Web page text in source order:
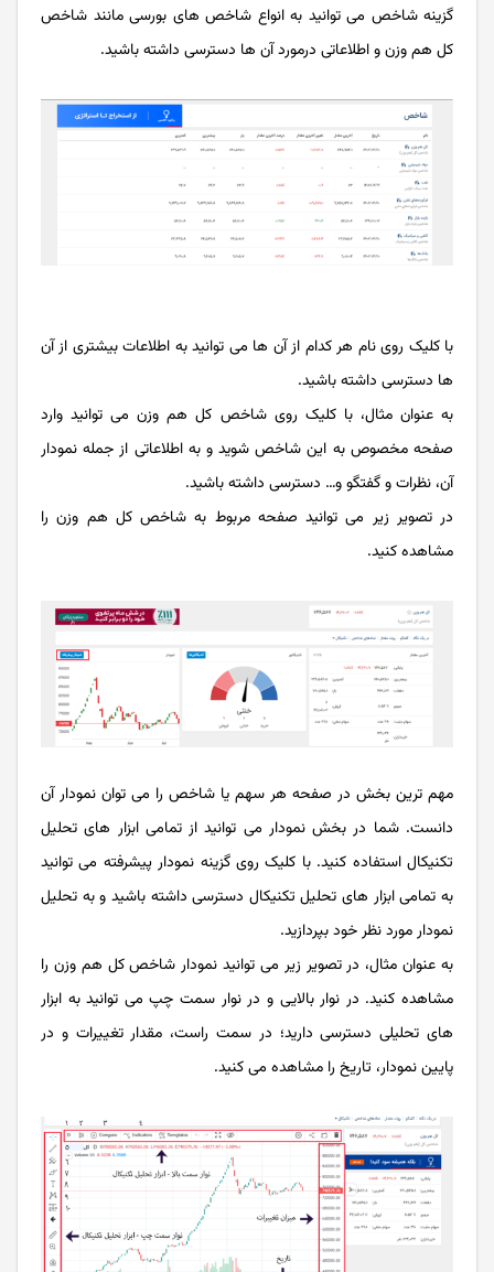
گزینه شاخص می توانید به انواع شاخص های بورسی مانند شاخص
کل هم وزن و اطلاعاتی درمورد آن ها دسترسی داشته باشید.
با کلیک روی نام هر کدام از آن ها می توانید به اطلاعات بیشتری از آن
ها دسترسی داشته باشید.
به عنوان مثال، با کلیک روی شاخص کل هم وزن می توانید وارد
صفحه مخصوص به این شاخص شوید و به اطلاعاتی از جمله نمودار
آن، نظرات و گفتگو و… دسترسی داشته باشید.
در تصویر زیر می توانید صفحه مربوط به شاخص کل هم وزن را
مشاهده کنید.
مهم ترین بخش در صفحه هر سهم یا شاخص را می توان نمودار آن
دانست. شما در بخش نمودار می توانید از تمامی ابزار های تحلیل
تکنیکال استفاده کنید. با کلیک روی گزینه نمودار پیشرفته می توانید
به تمامی ابزار های تحلیل تکنیکال دسترسی داشته باشید و به تحلیل
نمودار مورد نظر خود بپردازید.
به عنوان مثال، در تصویر زیر می توانید نمودار شاخص کل هم وزن را
مشاهده کنید. در نوار بالایی و در نوار سمت چپ می توانید به ابزار
های تحلیلی دسترسی دارید؛ در سمت راست، مقدار تغییرات و در
پایین نمودار، تاریخ را مشاهده می کنید.